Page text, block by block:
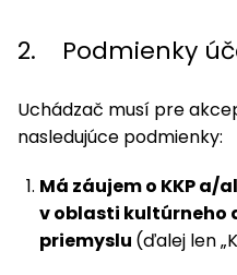
2. Podmienky
Uchádzač musí pre
nasledujúce podmienky:
Má záujem o KKP a/
v oblasti kultúrneho
priemyslu (ďalej len